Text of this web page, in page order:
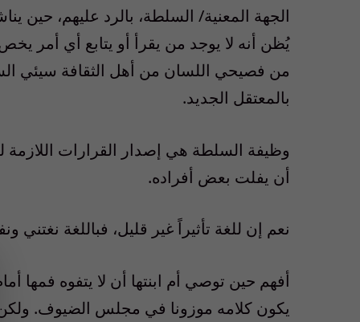
الجهة المعنية/ السلطة، بالرد عليهم، حين
يُظن أنه لا يوجد من يقرأ أو يتابع أي أمر
من فصيحي اللسان من أهل الثقافة سيئي
بالمعتقل الجديد.
وظيفة السلطة هي إصدار القرارات اللازمة
أن يفلت بعض أفراده.
نعم إن للغة تأثيراً غير قليل، فباللغة نغتني
أفهم حين توصي أم ابنتها أن لا يتفوه فمها
يكون كلامه موزونا في مجلس الضيوف.